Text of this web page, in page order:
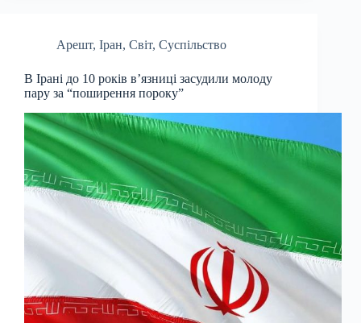
Арешт, Іран, Світ, Суспільство
В Ірані до 10 років в’язниці засудили молоду
пару за “поширення пороку”